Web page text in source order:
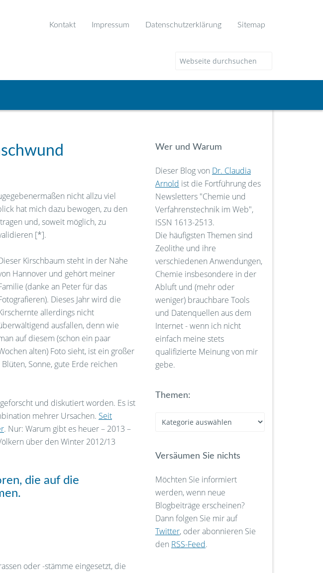
Kontakt Impressum Datenschutzerklärung Sitemap
nicht allzu viel
hat mich dazu bewogen, zu den
und, soweit möglich, zu
[*].
Kirschbaum steht in der Nähe
Hannover und gehört meiner
(danke an Peter für das
Dieses Jahr wird die
allerdings nicht
ausfallen, denn wie
auf diesem (schon ein paar
alten) Foto sieht, ist ein großer
Sonne, gute Erde reichen
und diskutiert worden. Es ist
mehrer Ursachen. Seit
. Nur: Warum gibt es heuer – 2013 –
über den Winter 2012/13
die auf die
oder -stämme eingesetzt, die
Wer und Warum
Dieser Blog von Dr. Claudia
Arnold ist die Fortführung des
Newsletters "Chemie und
Verfahrenstechnik im Web",
ISSN 1613-2513.
Die häufigsten Themen sind
Zeolithe und ihre
verschiedenen Anwendungen,
Chemie insbesondere in der
Abluft und (mehr oder
weniger) brauchbare Tools
und Datenquellen aus dem
Internet - wenn ich nicht
einfach meine stets
qualifizierte Meinung von mir
gebe.
Themen:
Themen:
Versäumen Sie nichts
Möchten Sie informiert
werden, wenn neue
Blogbeiträge erscheinen?
Dann folgen Sie mir auf
Twitter, oder abonnieren Sie
den RSS-Feed.